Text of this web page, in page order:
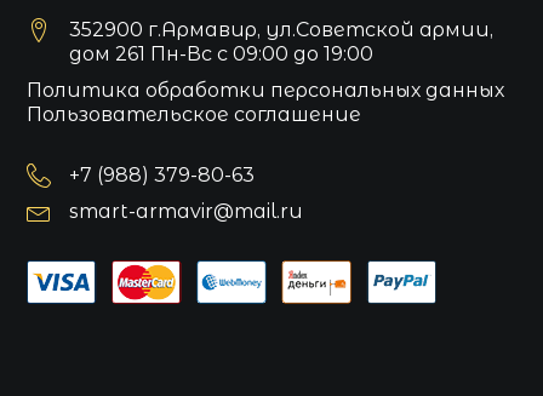
352900 г.Армавир, ул.Советской армии,
дом 261 Пн-Вс с 09:00 до 19:00
Политика обработки персональных данных
Пользовательское соглашение
+7 (988) 379-80-63
smart-armavir@mail.ru